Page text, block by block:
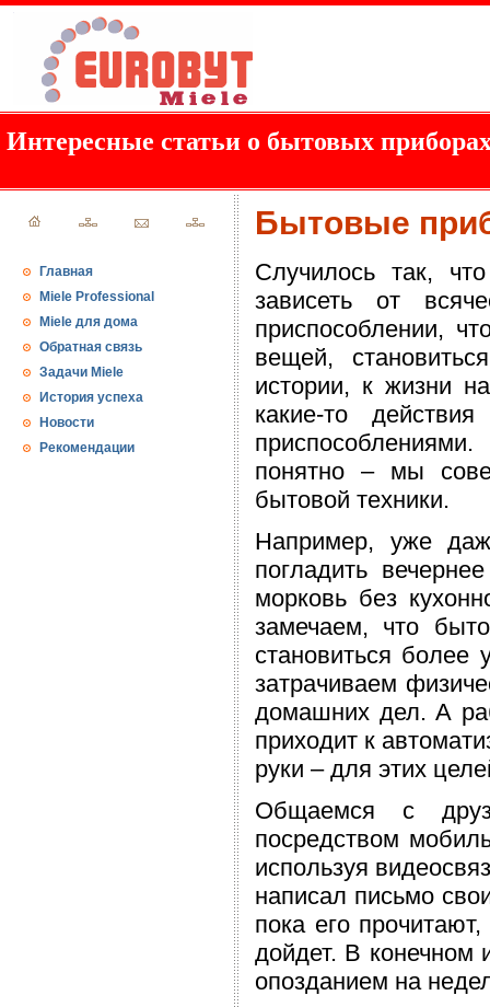
Интересные статьи о бытовых
Главная
Miele Professional
Miele для дома
Обратная связь
Задачи Miele
История успеха
Новости
Рекомендации
Бытовые
Случилось так,
зависеть от
приспособлении,
вещей,
истории, к жизни
какие-то
понятно – мы
бытовой техники.
Например, уже
погладить
морковь без
замечаем, что
становиться
затрачиваем
домашних дел. А
приходит к
руки – для этих
Общаемся с
посредством
используя
написал письмо
пока его
дойдет. В конечном
опозданием на